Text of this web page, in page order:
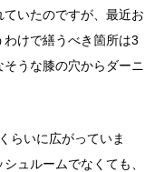
いたのですが、最近お
けで繕うべき箇所は3
うな膝の穴からダーニ
らいに広がっていま
ュルームでなくても、